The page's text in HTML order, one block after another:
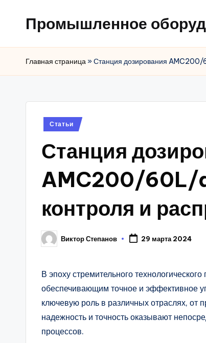
Промышленное
Главная страница»Станция дозирования AMC200/
Posted
Статьи
Станция
AMC200/60L/
контроля и
Posted
by
Виктор Степанов 29 марта 2024
В эпоху стремительного
обеспечивающим точное и эффективное
ключевую роль в различных отраслях, от
надежность и точность оказывают
процессов.